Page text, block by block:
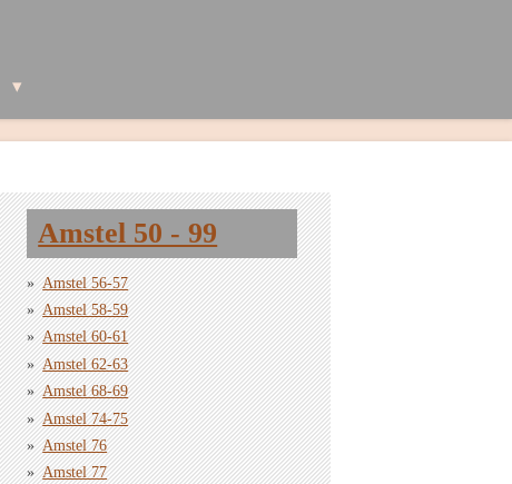
Amstel 50 - 99
Amstel 56-57
Amstel 58-59
Amstel 60-61
Amstel 62-63
Amstel 68-69
Amstel 74-75
Amstel 76
Amstel 77